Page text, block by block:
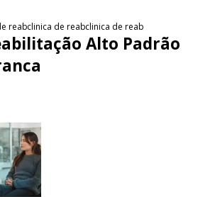
reabilitacao alto padrao
clinica de reabilitacao de alta padrao sao
clinica de reabilitacao alto
Alto Padrão